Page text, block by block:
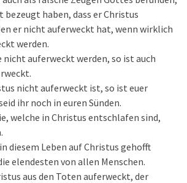
haben, dass er Christus
er nicht auferweckt hat, wenn wirklich
werden.
nicht auferweckt werden, so ist auch
nicht auferweckt ist, so ist euer
ihr noch in euren Sünden.
welche in Christus entschlafen sind,
diesem Leben auf Christus gehofft
elendesten von allen Menschen.
aus den Toten auferweckt, der